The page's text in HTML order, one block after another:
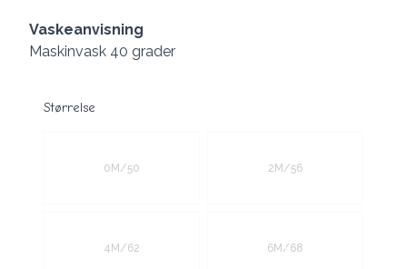
Vaskeanvisning
Maskinvask 40 grader
Størrelse
0M/50 2M/56
4M/62 6M/68